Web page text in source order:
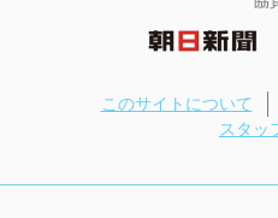
このサイトについて
スタッ